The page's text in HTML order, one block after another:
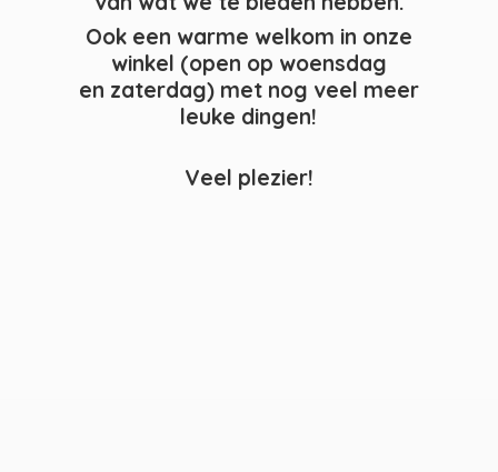
Ook een warme welkom in onze
winkel (open op woensdag
en zaterdag) met nog veel meer
leuke dingen!
Veel plezier!